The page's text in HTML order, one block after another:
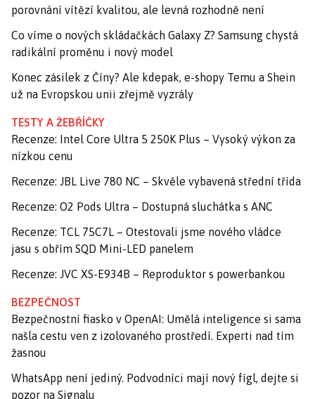
porovnání vítězí kvalitou, ale levná rozhodně není
Co víme o nových skládačkách Galaxy Z? Samsung chystá
radikální proměnu i nový model
Konec zásilek z Číny? Ale kdepak, e-shopy Temu a Shein
už na Evropskou unii zřejmě vyzrály
TESTY A ŽEBŘÍČKY
Recenze: Intel Core Ultra 5 250K Plus – Vysoký výkon za
nízkou cenu
Recenze: JBL Live 780 NC – Skvěle vybavená střední třída
Recenze: O2 Pods Ultra – Dostupná sluchátka s ANC
Recenze: TCL 75C7L – Otestovali jsme nového vládce
jasu s obřím SQD Mini-LED panelem
Recenze: JVC XS-E934B – Reproduktor s powerbankou
BEZPEČNOST
Bezpečnostní fiasko v OpenAI: Umělá inteligence si sama
našla cestu ven z izolovaného prostředí. Experti nad tím
žasnou
WhatsApp není jediný. Podvodníci mají nový fígl, dejte si
pozor na Signalu